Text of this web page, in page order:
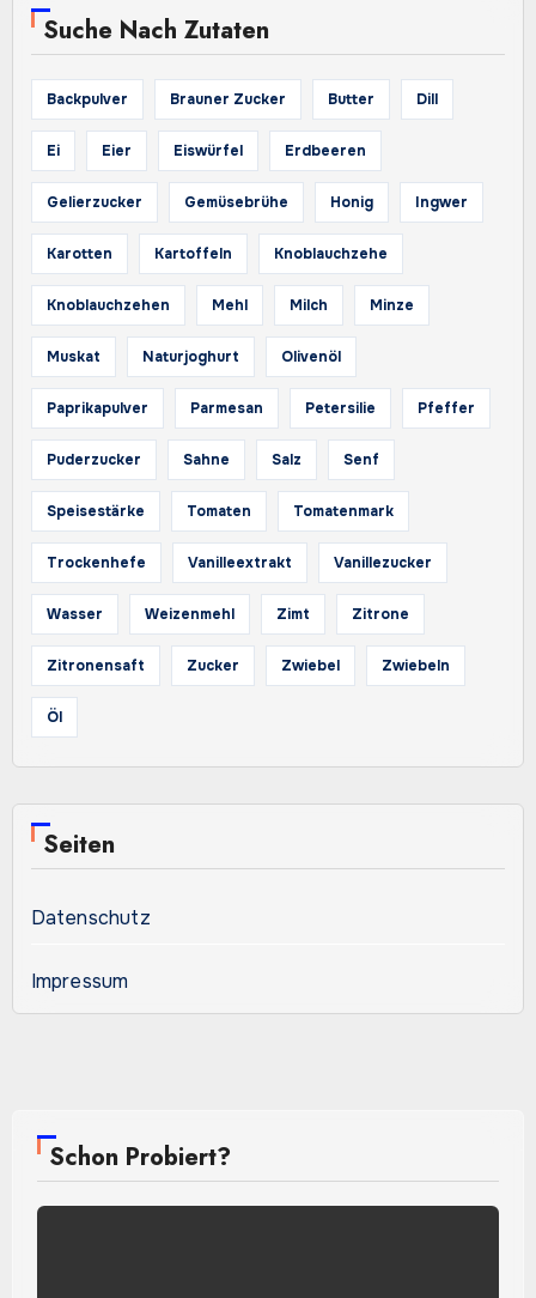
Suche Nach Zutaten
Backpulver Brauner Zucker Butter Dill
Ei Eier Eiswürfel Erdbeeren
Gelierzucker Gemüsebrühe Honig Ingwer
Karotten Kartoffeln Knoblauchzehe
Knoblauchzehen Mehl Milch Minze
Muskat Naturjoghurt Olivenöl
Paprikapulver Parmesan Petersilie Pfeffer
Puderzucker Sahne Salz Senf
Speisestärke Tomaten Tomatenmark
Trockenhefe Vanilleextrakt Vanillezucker
Wasser Weizenmehl Zimt Zitrone
Zitronensaft Zucker Zwiebel Zwiebeln
Öl
Seiten
Datenschutz
Impressum
Schon Probiert?